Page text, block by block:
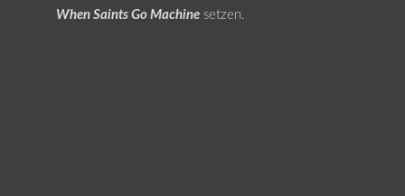
When Saints Go Machinesetzen.